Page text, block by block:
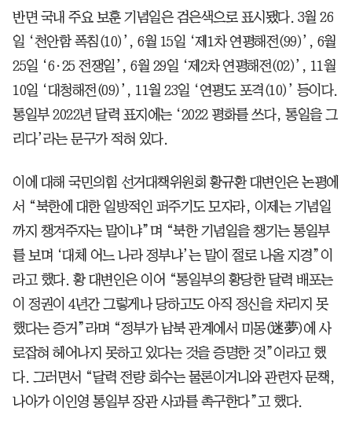
반면 국내 주요 보훈 기념일은 검은색으로 표시됐다. 3월 26
일 ‘천안함 폭침(10)’, 6월 15일 ‘제1차 연평해전(99)’, 6월
25일 ‘6·25 전쟁일’, 6월 29일 ‘제2차 연평해전(02)’, 11월
10일 ‘대청해전(09)’, 11월 23일 ‘연평도 포격(10)’ 등이다.
통일부 2022년 달력 표지에는 ‘2022 평화를 쓰다, 통일을 그
리다’라는 문구가 적혀 있다.
이에 대해 국민의힘 선거대책위원회 황규환 대변인은 논평에
서 “북한에 대한 일방적인 퍼주기도 모자라, 이제는 기념일
까지 챙겨주자는 말이냐”며 “북한 기념일을 챙기는 통일부
를 보며 ‘대체 어느 나라 정부냐’는 말이 절로 나올 지경”이
라고 했다. 황 대변인은 이어 “통일부의 황당한 달력 배포는
이 정권이 4년간 그렇게나 당하고도 아직 정신을 차리지 못
했다는 증거”라며 “정부가 남북 관계에서 미몽(迷夢)에 사
로잡혀 헤어나지 못하고 있다는 것을 증명한 것”이라고 했
다. 그러면서 “달력 전량 회수는 물론이거니와 관련자 문책,
나아가 이인영 통일부 장관 사과를 촉구한다”고 했다.